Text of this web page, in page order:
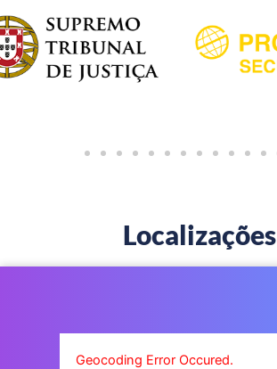
Localizações
Geocoding Error Occured.